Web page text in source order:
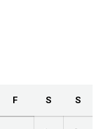
F S S